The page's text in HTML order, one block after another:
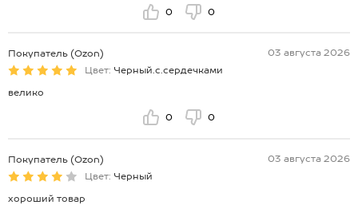
0 0
Покупатель (Ozon)
03 августа 2026
Цвет: Черный.с.сердечками
велико
0 0
Покупатель (Ozon)
03 августа 2026
Цвет: Черный
хороший товар